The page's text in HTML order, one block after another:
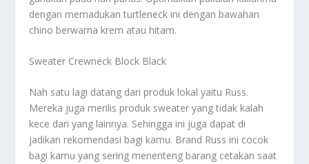
dengan memadukan turtleneck ini dengan bawahan
chino berwarna krem ​​atau hitam.
Sweater Crewneck Block Black
Nah satu lagi datang dari produk lokal yaitu Russ.
Mereka juga merilis produk sweater yang tidak kalah
kece dari yang lainnya. Sehingga ini juga dapat di
jadikan rekomendasi bagi kamu. Brand Russ ini cocok
bagi kamu yang sering menenteng barang cetakan saat